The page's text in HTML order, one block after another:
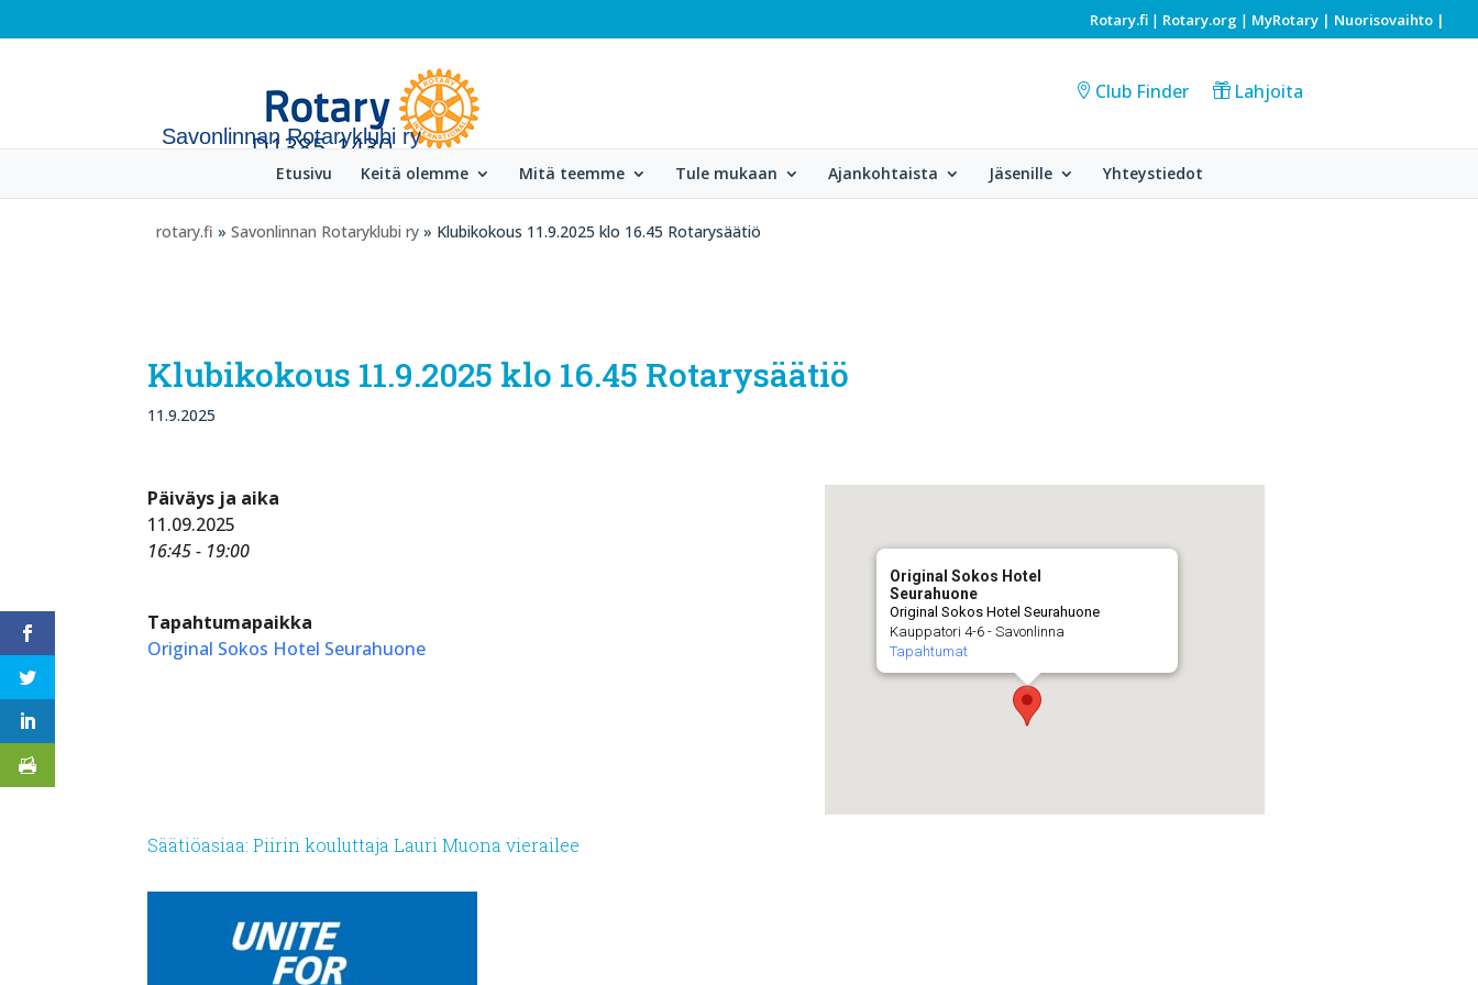
Rotary.fi | Rotary.org | MyRotary | Nuorisovaihto |
Savonlinnan Rotaryklubi ry
Club Finder Lahjoita
Etusivu Keitä olemme Mitä teemme Tule mukaan Ajankohtaista Jäsenille Yhteystiedot
rotary.fi » Savonlinnan Rotaryklubi ry » Klubikokous 11.9.2025 klo 16.45 Rotarysäätiö
Klubikokous 11.9.2025 klo 16.45 Rotarysäätiö
11.9.2025
Original Sokos Hotel
Seurahuone
Original Sokos Hotel Seurahuone
Kauppatori 4-6 - Savonlinna
Tapahtumat
Päiväys ja aika
11.09.2025
16:45 - 19:00
Tapahtumapaikka
Original Sokos Hotel Seurahuone
Säätiöasiaa: Piirin kouluttaja Lauri Muona vierailee